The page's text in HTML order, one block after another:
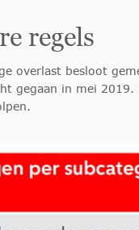
regels
overlast besloot
gegaan in mei